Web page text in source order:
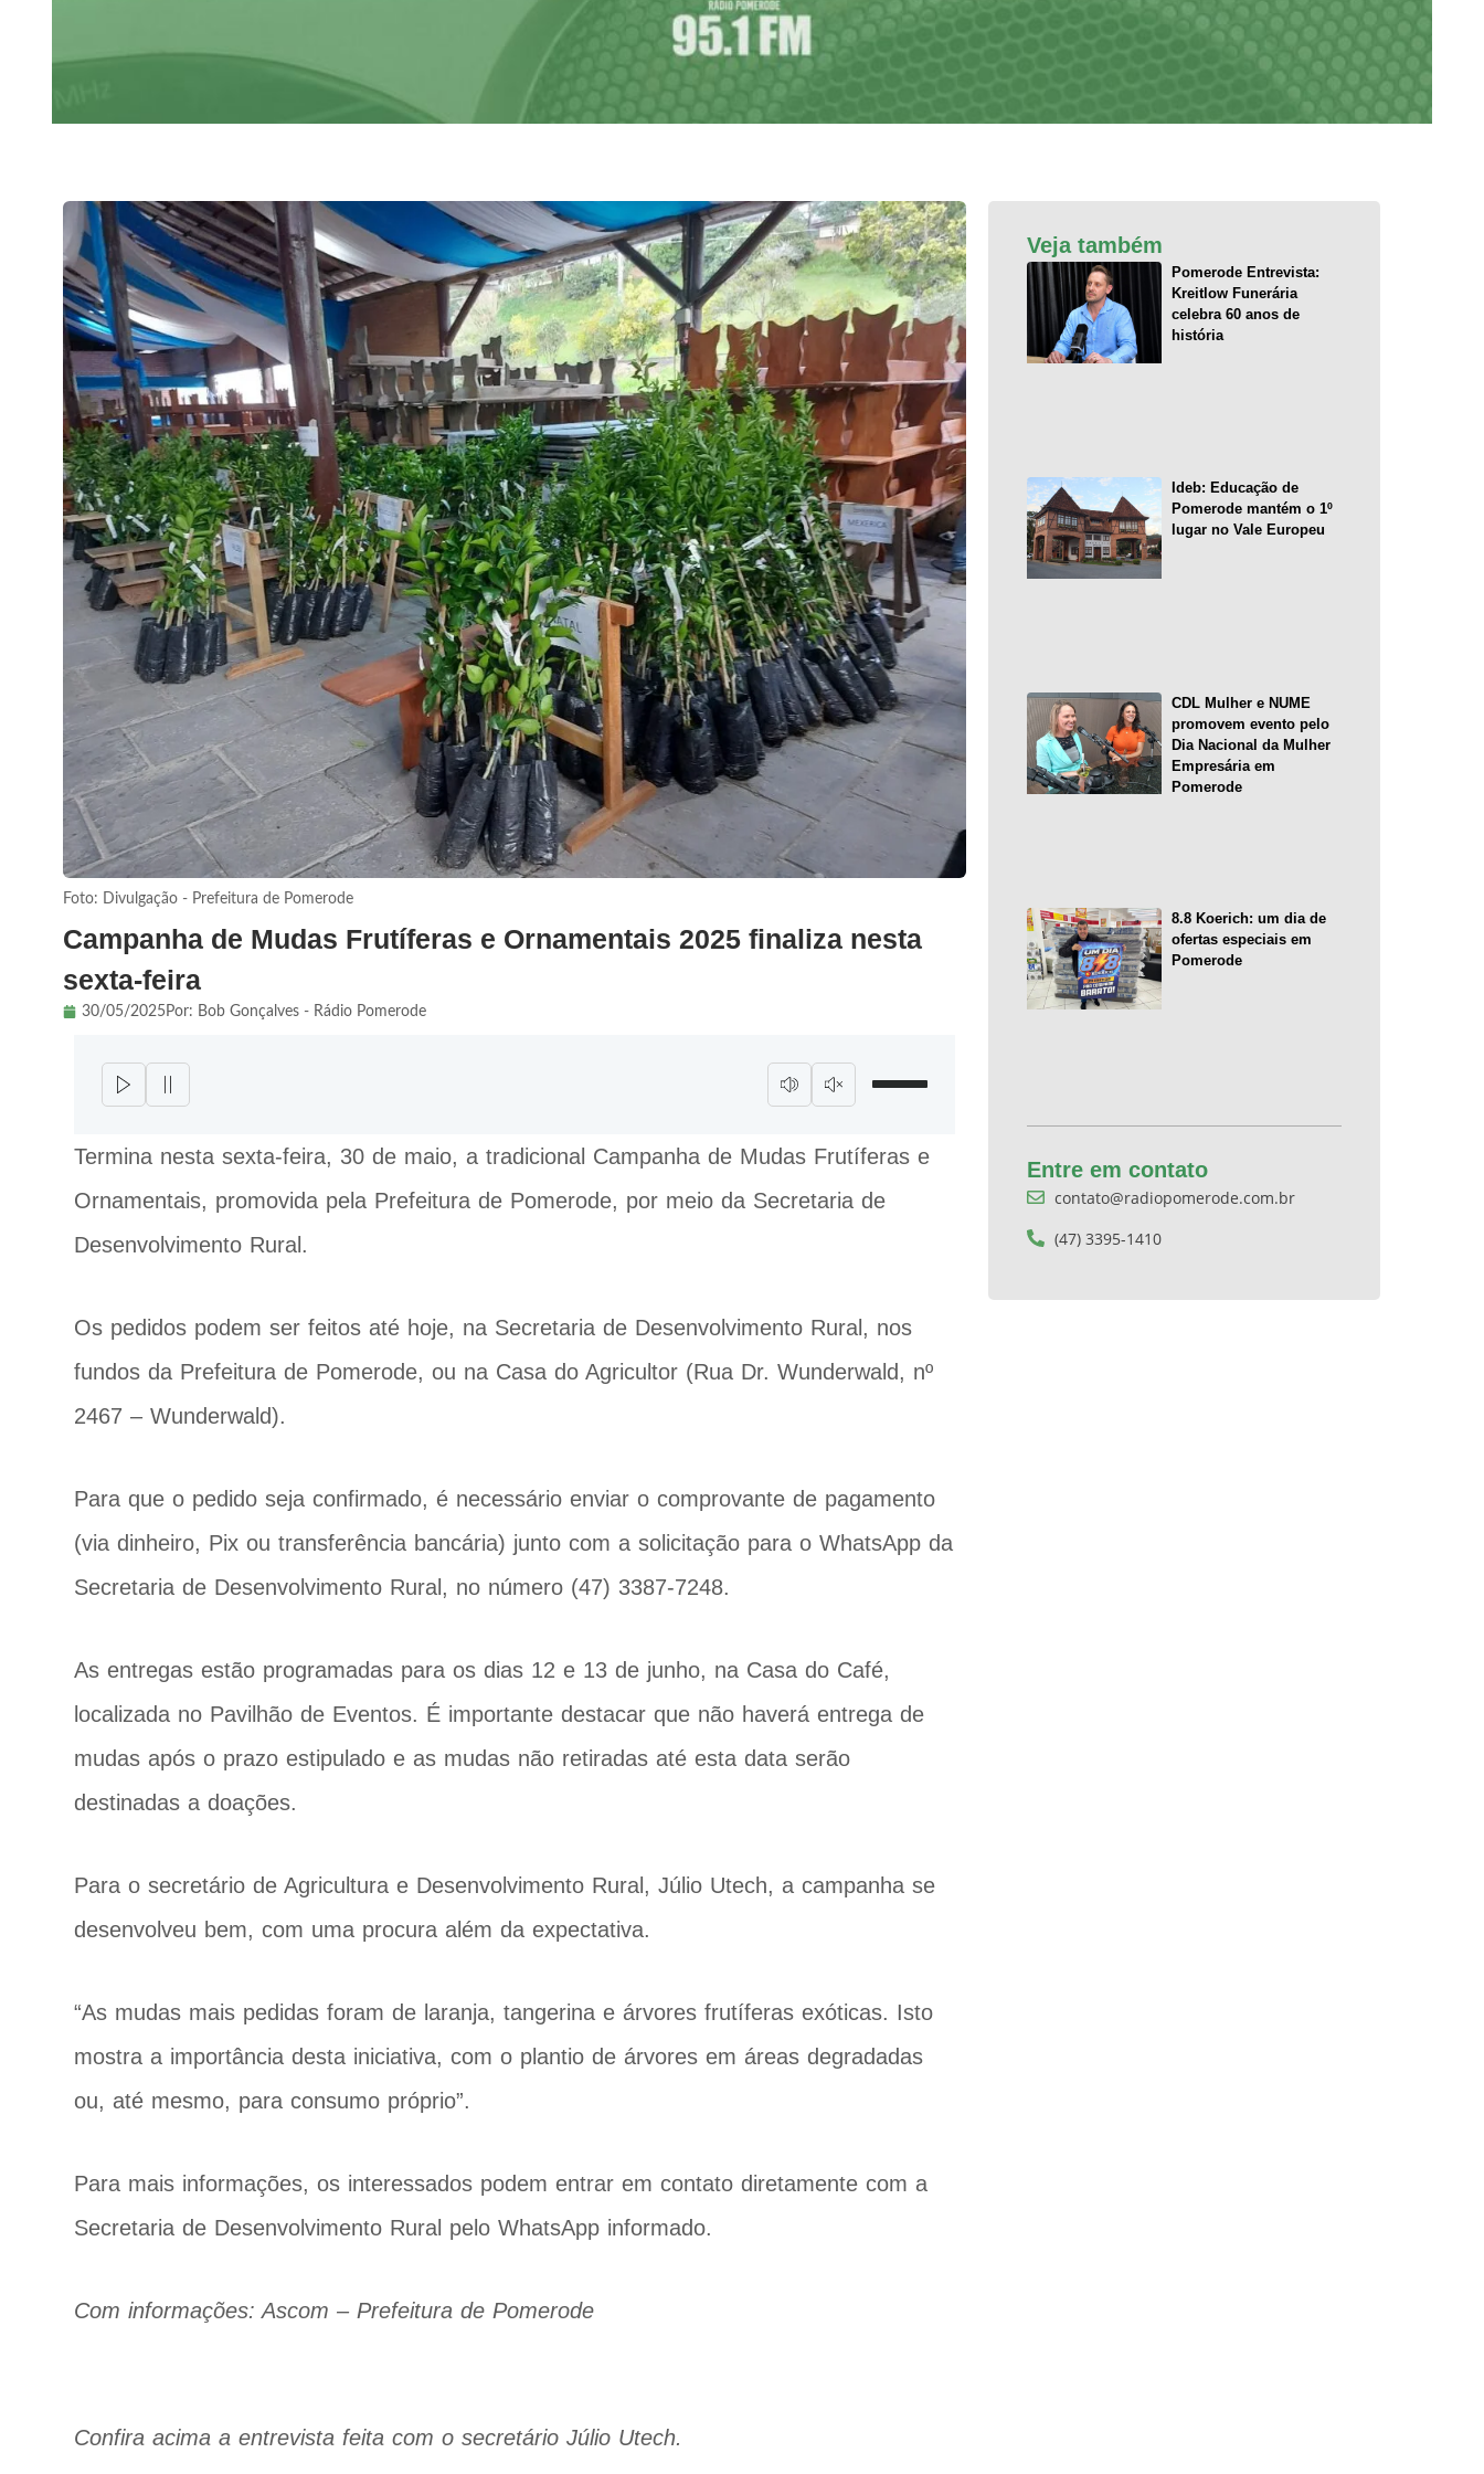
Foto: Divulgação - Prefeitura de Pomerode
Campanha de Mudas Frutíferas e Ornamentais 2025 finaliza nesta
sexta-feira
30/05/2025Por: Bob Gonçalves - Rádio Pomerode
Termina nesta sexta-feira, 30 de maio, a tradicional Campanha de Mudas Frutíferas e
Ornamentais, promovida pela Prefeitura de Pomerode, por meio da Secretaria de
Desenvolvimento Rural.
Os pedidos podem ser feitos até hoje, na Secretaria de Desenvolvimento Rural, nos
fundos da Prefeitura de Pomerode, ou na Casa do Agricultor (Rua Dr. Wunderwald, nº
2467 – Wunderwald).
Para que o pedido seja confirmado, é necessário enviar o comprovante de pagamento
(via dinheiro, Pix ou transferência bancária) junto com a solicitação para o WhatsApp da
Secretaria de Desenvolvimento Rural, no número (47) 3387-7248.
As entregas estão programadas para os dias 12 e 13 de junho, na Casa do Café,
localizada no Pavilhão de Eventos. É importante destacar que não haverá entrega de
mudas após o prazo estipulado e as mudas não retiradas até esta data serão
destinadas a doações.
Para o secretário de Agricultura e Desenvolvimento Rural, Júlio Utech, a campanha se
desenvolveu bem, com uma procura além da expectativa.
“As mudas mais pedidas foram de laranja, tangerina e árvores frutíferas exóticas. Isto
mostra a importância desta iniciativa, com o plantio de árvores em áreas degradadas
ou, até mesmo, para consumo próprio”.
Para mais informações, os interessados podem entrar em contato diretamente com a
Secretaria de Desenvolvimento Rural pelo WhatsApp informado.
Com informações: Ascom – Prefeitura de Pomerode
Confira acima a entrevista feita com o secretário Júlio Utech.
Veja também
Pomerode Entrevista:
Kreitlow Funerária
celebra 60 anos de
história
Ideb: Educação de
Pomerode mantém o 1º
lugar no Vale Europeu
CDL Mulher e NUME
promovem evento pelo
Dia Nacional da Mulher
Empresária em
Pomerode
8.8 Koerich: um dia de
ofertas especiais em
Pomerode
Entre em contato
contato@radiopomerode.com.br
(47) 3395-1410